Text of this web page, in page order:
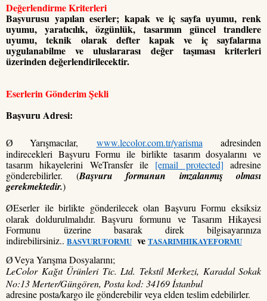
Değerlendirme Kriterleri
Başvurusu yapılan eserler; kapak ve iç sayfa uyumu, renk
uyumu, yaratıcılık, özgünlük, tasarımın güncel trandlere
uyumu, teknik olarak defter kapak ve iç sayfalarına
uygulanabilme ve uluslararası değer taşıması kriterleri
üzerinden değerlendirilecektir.
Eserlerin Gönderim Şekli
Başvuru Adresi:
Ø Yarışmacılar, www.lecolor.com.tr/yarisma adresinden
indirecekleri Başvuru Formu ile birlikte tasarım dosyalarını ve
tasarım hikayelerini WeTransfer ile [email protected] adresine
gönderebilirler. (Başvuru formunun imzalanmış olması
gerekmektedir.)
ØEserler ile birlikte gönderilecek olan Başvuru Formu eksiksiz
olarak doldurulmalıdır. Başvuru formunu ve Tasarım Hikayesi
Formunu üzerine basarak direk bilgisayarınıza
indirebilirsiniz.. BASVURUFORMU ve TASARIMHIKAYEFORMU
ØVeya Yarışma Dosyalarını;
LeColor Kağıt Ürünleri Tic. Ltd. Tekstil Merkezi, Karadal Sokak
No:13 Merter/Güngören, Posta kod: 34169 İstanbul
adresine posta/kargo ile gönderebilir veya elden teslim edebilirler.